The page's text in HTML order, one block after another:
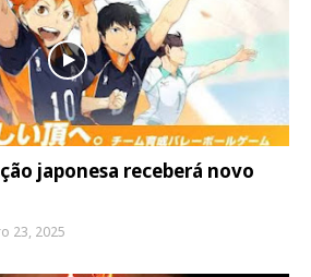
japonesa receberá novo
23, 2025